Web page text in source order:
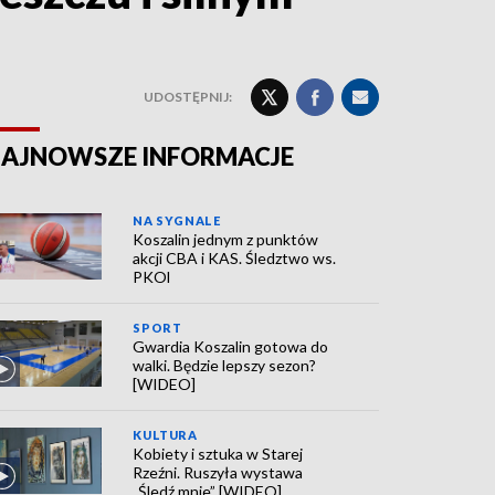
UDOSTĘPNIJ:
INFORMACJE
NA SYGNALE
Koszalin jednym z punktów
akcji CBA i KAS. Śledztwo ws.
PKOl
SPORT
Gwardia Koszalin gotowa do
walki. Będzie lepszy sezon?
[WIDEO]
KULTURA
Kobiety i sztuka w Starej
Rzeźni. Ruszyła wystawa
„Śledź mnie” [WIDEO]